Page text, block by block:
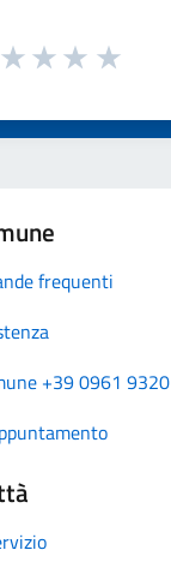
frequenti
+39 0961